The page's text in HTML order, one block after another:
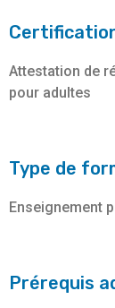
Attestation de
pour adultes
Type de
Enseignement
Prérequis